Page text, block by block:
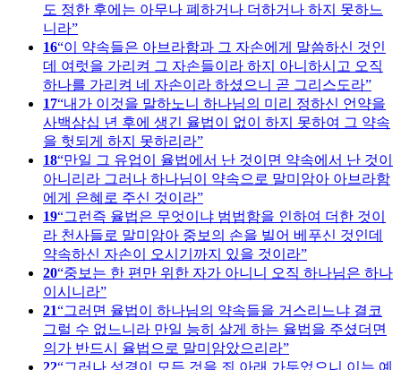
도 정한 후에는 아무나 폐하거나 더하거나 하지 못하느
니라
16 이 약속들은 아브라함과 그 자손에게 말씀하신 것인
데 여럿을 가리켜 그 자손들이라 하지 아니하시고 오직
하나를 가리켜 네 자손이라 하셨으니 곧 그리스도라
17 내가 이것을 말하노니 하나님의 미리 정하신 언약을
사백삼십 년 후에 생긴 율법이 없이 하지 못하여 그 약속
을 헛되게 하지 못하리라
18 만일 그 유업이 율법에서 난 것이면 약속에서 난 것이
아니리라 그러나 하나님이 약속으로 말미암아 아브라함
에게 은혜로 주신 것이라
19 그런즉 율법은 무엇이냐 범법함을 인하여 더한 것이
라 천사들로 말미암아 중보의 손을 빌어 베푸신 것인데
약속하신 자손이 오시기까지 있을 것이라
20 중보는 한 편만 위한 자가 아니니 오직 하나님은 하나
이시니라
21
그러면 율법이 하나님의 약속들을 거스리느냐 결코
그럴 수 없느니라 만일 능히 살게 하는 율법을 주셨더면
의가 반드시 율법으로 말미암았으리라
22 그러나 성경이 모든 것을 죄 아래 가두었으니 이는 예